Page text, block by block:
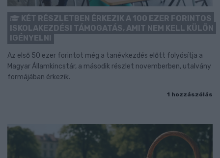
KÉT RÉSZLETBEN ÉRKEZIK A 100 EZER FORINTOS
ISKOLAKEZDÉSI TÁMOGATÁS, AMIT NEM KELL KÜLÖN
IGÉNYELNI
Az első 50 ezer forintot még a tanévkezdés előtt folyósítja a
Magyar Államkincstár, a második részlet novemberben, utalvány
formájában érkezik.
1 hozzászólás